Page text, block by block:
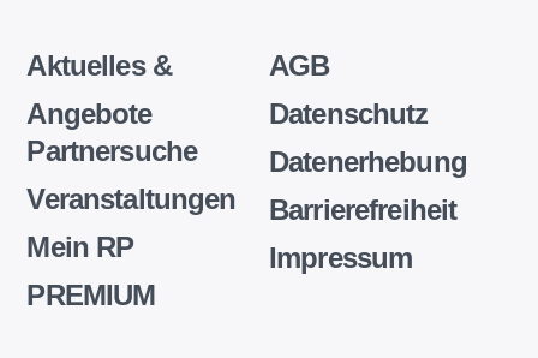
Aktuelles &
Angebote
Partnersuche
Veranstaltungen
Mein RP
PREMIUM
AGB
Datenschutz
Datenerhebung
Barrierefreiheit
Impressum